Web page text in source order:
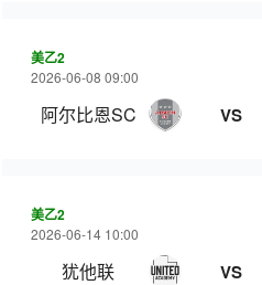
美乙2
2026-06-08 09:00
阿尔比恩SC VS
美乙2
2026-06-14 10:00
犹他联 VS